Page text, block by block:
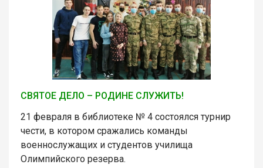
СВЯТОЕ ДЕЛО – РОДИНЕ СЛУЖИТЬ!
21 февраля в библиотеке № 4 состоялся турнир
чести, в котором сражались команды
военнослужащих и студентов училища
Олимпийского резерва.